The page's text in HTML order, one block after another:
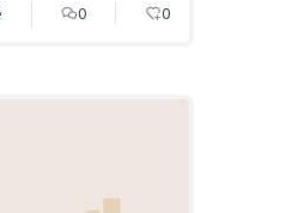
0 0